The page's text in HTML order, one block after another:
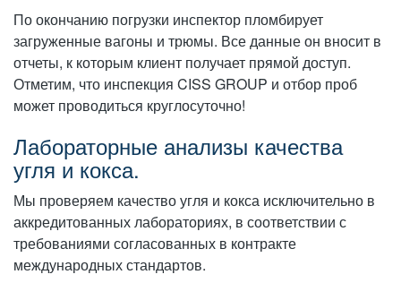
По окончанию погрузки инспектор пломбирует
загруженные вагоны и трюмы. Все данные он вносит в
отчеты, к которым клиент получает прямой доступ.
Отметим, что инспекция CISS GROUP и отбор проб
может проводиться круглосуточно!
Лабораторные анализы качества
угля и кокса.
Мы проверяем качество угля и кокса исключительно в
аккредитованных лабораториях, в соответствии с
требованиями согласованных в контракте
международных стандартов.